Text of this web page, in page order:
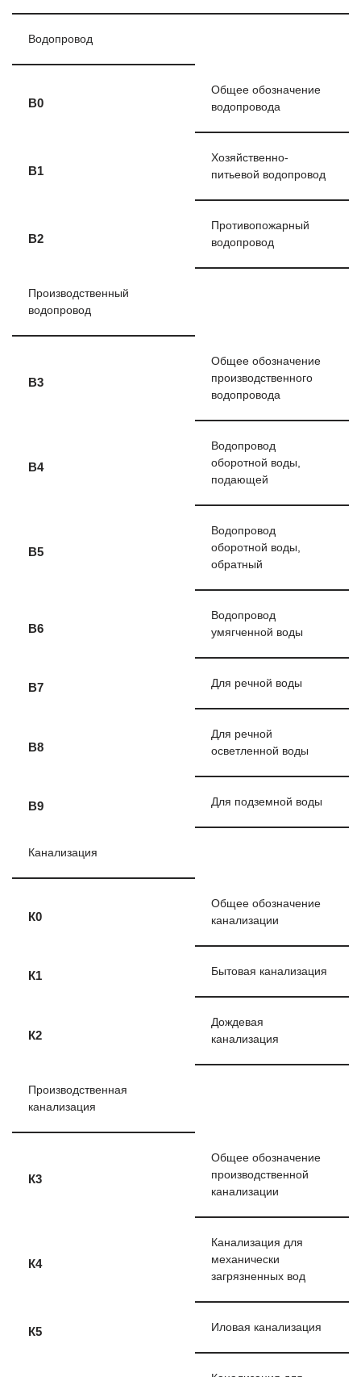
Водопровод
В0
Общее обозначение
водопровода
В1
Хозяйственно-
питьевой водопровод
В2
Противопожарный
водопровод
Производственный
водопровод
В3
Общее обозначение
производственного
водопровода
В4
Водопровод
оборотной воды,
подающей
В5
Водопровод
оборотной воды,
обратный
В6
Водопровод
умягченной воды
В7 Для речной воды
В8
Для речной
осветленной воды
В9 Для подземной воды
Канализация
К0
Общее обозначение
канализации
К1 Бытовая канализация
К2
Дождевая
канализация
Производственная
канализация
К3
Общее обозначение
производственной
канализации
К4
Канализация для
механически
загрязненных вод
К5 Иловая канализация